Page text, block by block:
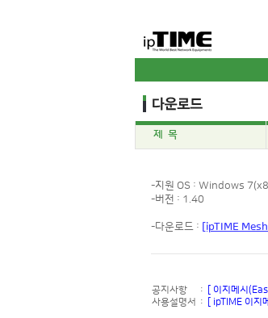
제 목
-지원 OS : Windows
-버전 : 1.40
-다운로드 : [ipTIME
공지사항 :
[ 이지메시
사용설명서
: [ ipTIME 이지